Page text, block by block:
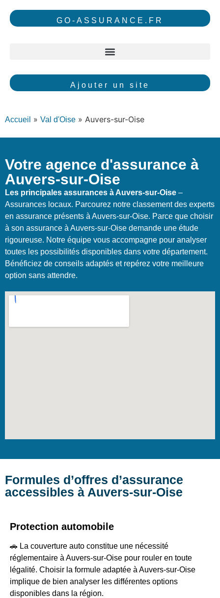
GO-ASSURANCE.FR
Ajouter un site
Accueil » Val d'Oise » Auvers-sur-Oise
Votre agence d'assurance à
Auvers-sur-Oise
Les principales assurances à Auvers-sur-Oise –
Assurances locaux. Parcourez notre classement des experts
en assurance présents à Auvers-sur-Oise. Parce que choisir
à son assurance à Auvers-sur-Oise demande une étude
rigoureuse. Notre équipe vous accompagne pour analyser
toutes les possibilités disponibles dans votre département.
Bénéficiez de conseils adaptés et repérez votre meilleure
option sans attendre.
Formules d’offres d’assurance
accessibles à Auvers-sur-Oise
Protection automobile
🚗 La couverture auto constitue une nécessité
réglementaire à Auvers-sur-Oise pour rouler en toute
légalité. Choisir la formule adaptée à Auvers-sur-Oise
implique de bien analyser les différentes options
disponibles dans la région.